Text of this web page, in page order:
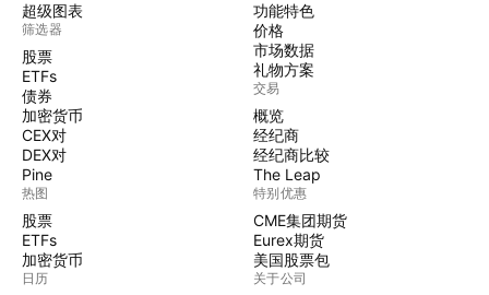
超级图表
筛选器
股票
ETFs
债券
加密货币
CEX对
DEX对
Pine
热图
股票
ETFs
加密货币
日历
功能特色
价格
市场数据
礼物方案
交易
概览
经纪商
经纪商比较
The Leap
特别优惠
CME集团期货
Eurex期货
美国股票包
关于公司